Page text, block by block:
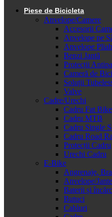
Piese de Bicicleta
Anvelope/Camere
Accesorii
Anvelope pe
Anvelope
Benzi Jantă
Protecții
Cameră de
Soluții
Valve
Cadre/Urechi
Cadru Fat Bike
Cadru MTB
Cadru Single
Cadru Road
Protecții Cadru
Urechi Cadru
E-Bike
Angrenaje,
Anvelope/Jante
Baterii și
Butuci
Cabluri